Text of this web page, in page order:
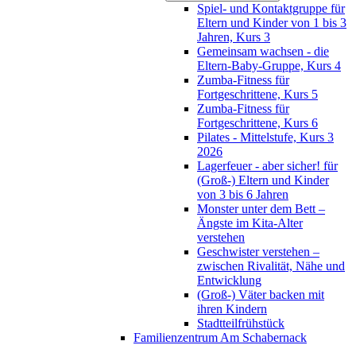
Spiel- und Kontaktgruppe für
Eltern und Kinder von 1 bis 3
Jahren, Kurs 3
Gemeinsam wachsen - die
Eltern-Baby-Gruppe, Kurs 4
Zumba-Fitness für
Fortgeschrittene, Kurs 5
Zumba-Fitness für
Fortgeschrittene, Kurs 6
Pilates - Mittelstufe, Kurs 3
2026
Lagerfeuer - aber sicher! für
(Groß-) Eltern und Kinder
von 3 bis 6 Jahren
Monster unter dem Bett –
Ängste im Kita-Alter
verstehen
Geschwister verstehen –
zwischen Rivalität, Nähe und
Entwicklung
(Groß-) Väter backen mit
ihren Kindern
Stadtteilfrühstück
Familienzentrum Am Schabernack